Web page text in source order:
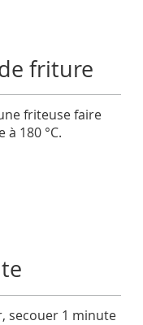
friture
friteuse faire
180 °C.
secouer 1 minute